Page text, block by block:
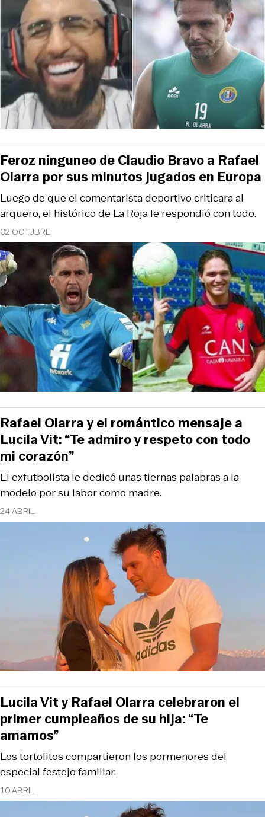
02 OCTUBRE
Luego de que el comentarista deportivo criticara al
arquero, el histórico de La Roja le respondió con todo.
Feroz ninguneo de Claudio Bravo a Rafael
Olarra por sus minutos jugados en Europa
24 ABRIL
El exfutbolista le dedicó unas tiernas palabras a la
modelo por su labor como madre.
Rafael Olarra y el romántico mensaje a
Lucila Vit: “Te admiro y respeto con todo
mi corazón”
10 ABRIL
Los tortolitos compartieron los pormenores del
especial festejo familiar.
Lucila Vit y Rafael Olarra celebraron el
primer cumpleaños de su hija: “Te
amamos”